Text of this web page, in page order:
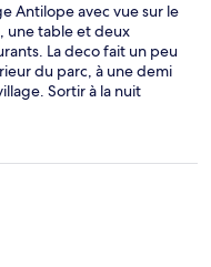
Antilope avec vue sur le
une table et deux
La deco fait un peu
du parc, à une demi
Sortir à la nuit
le brame du cerf (
au plus près des
piur une qualité